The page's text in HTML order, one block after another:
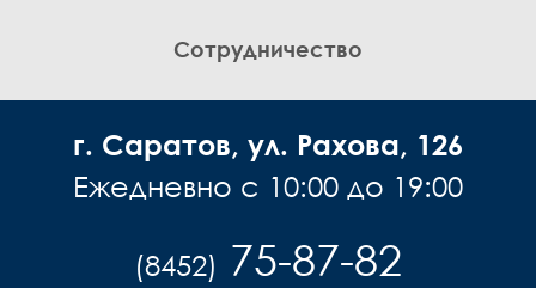
Сотрудничество
г. Саратов, ул. Рахова, 126
Ежедневно с 10:00 до 19:00
(8452) 75-87-82